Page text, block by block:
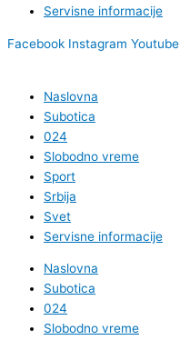
Servisne informacije
Facebook Instagram Youtube
Naslovna
Subotica
024
Slobodno vreme
Sport
Srbija
Svet
Servisne informacije
Naslovna
Subotica
024
Slobodno vreme